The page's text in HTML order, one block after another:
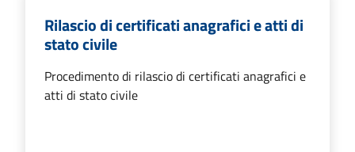
Rilascio di certificati anagrafici e atti di
stato civile
Procedimento di rilascio di certificati anagrafici e
atti di stato civile